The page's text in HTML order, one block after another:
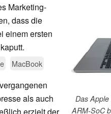
Das
ARM-SoC
Marketing-
dass die
einem ersten
MacBook
als auch